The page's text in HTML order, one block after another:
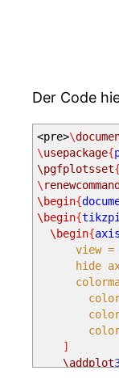
Der Code
<pre>\
\usepackage{
\pgfplotsset{
\renewcommand
\begin{
\begin{
\begin{axis
view =
hide
]
\addplot